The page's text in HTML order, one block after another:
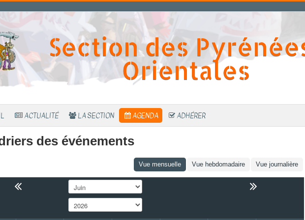
Section des
Orientales
ACTUALITÉ LA SECTION AGENDA ADHÉRER
des événements
Vue mensuelle Vue hebdomadaire Vue journalière